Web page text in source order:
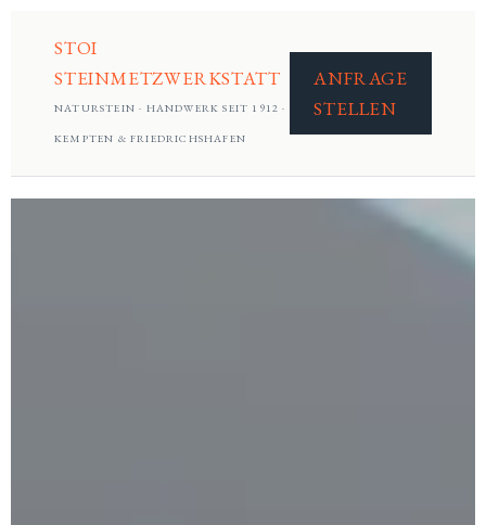
STOI
STEINMETZWERKSTATT
NATURSTEIN · HANDWERK SEIT 1912 ·
KEMPTEN & FRIEDRICHSHAFEN
ANFRAGE
STELLEN